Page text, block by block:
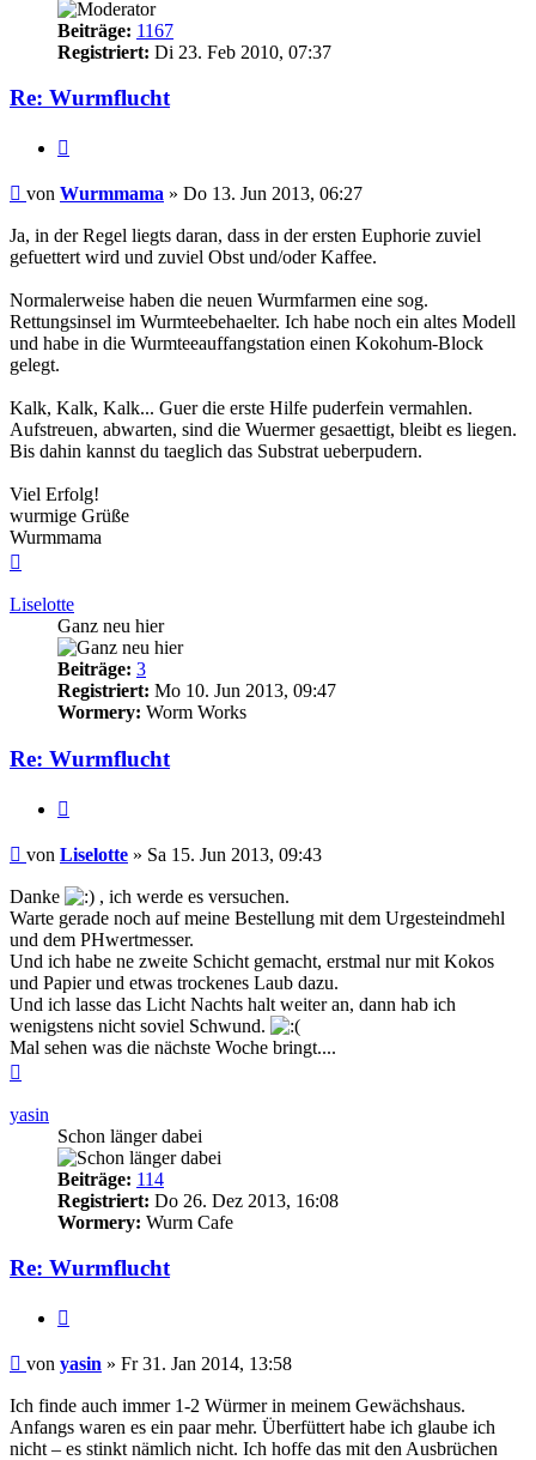
Beiträge: 1167
Registriert: Di 23. Feb 2010, 07:37
Re: Wurmflucht
Beitrag
von Wurmmama » Do 13. Jun 2013, 06:27
Ja, in der Regel liegts daran, dass in der ersten Euphorie zuviel
gefuettert wird und zuviel Obst und/oder Kaffee.
Normalerweise haben die neuen Wurmfarmen eine sog.
Rettungsinsel im Wurmteebehaelter. Ich habe noch ein altes Modell
und habe in die Wurmteeauffangstation einen Kokohum-Block
gelegt.
Kalk, Kalk, Kalk... Guer die erste Hilfe puderfein vermahlen.
Aufstreuen, abwarten, sind die Wuermer gesaettigt, bleibt es liegen.
Bis dahin kannst du taeglich das Substrat ueberpudern.
Viel Erfolg!
wurmige Grüße
Wurmmama
Liselotte
Ganz neu hier
Beiträge: 3
Registriert: Mo 10. Jun 2013, 09:47
Wormery: Worm Works
Re: Wurmflucht
Beitrag
von Liselotte » Sa 15. Jun 2013, 09:43
Danke
, ich werde es versuchen.
Warte gerade noch auf meine Bestellung mit dem Urgesteindmehl
und dem PHwertmesser.
Und ich habe ne zweite Schicht gemacht, erstmal nur mit Kokos
und Papier und etwas trockenes Laub dazu.
Und ich lasse das Licht Nachts halt weiter an, dann hab ich
wenigstens nicht soviel Schwund.
Mal sehen was die nächste Woche bringt....
yasin
Schon länger dabei
Beiträge: 114
Registriert: Do 26. Dez 2013, 16:08
Wormery: Wurm Cafe
Re: Wurmflucht
Beitrag
von yasin » Fr 31. Jan 2014, 13:58
Ich finde auch immer 1-2 Würmer in meinem Gewächshaus.
Anfangs waren es ein paar mehr. Überfüttert habe ich glaube ich
nicht – es stinkt nämlich nicht. Ich hoffe das mit den Ausbrüchen